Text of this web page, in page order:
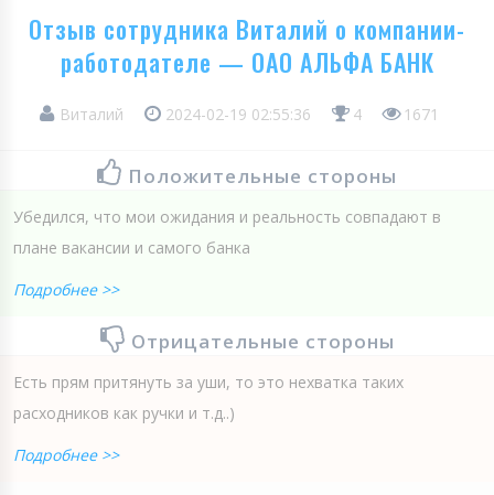
Отзыв сотрудника Виталий о компании-
работодателе — ОАО АЛЬФА БАНК
Виталий 2024-02-19 02:55:36 4 1671
Положительные стороны
Убедился, что мои ожидания и реальность совпадают в
плане вакансии и самого банка
Подробнее >>
Отрицательные стороны
Есть прям притянуть за уши, то это нехватка таких
расходников как ручки и т.д..)
Подробнее >>